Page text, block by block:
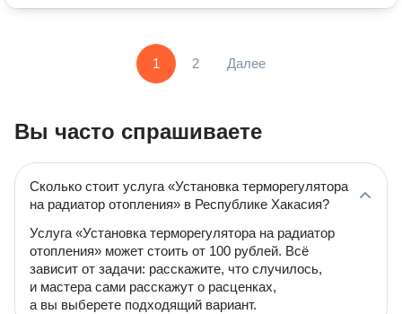
1 2 Далее
Вы часто спрашиваете
Сколько стоит услуга «Установка терморегулятора
на радиатор отопления» в Республике Хакасия?
Услуга «Установка терморегулятора на радиатор
отопления» может стоить от 100 рублей. Всё
зависит от задачи: расскажите, что случилось,
и мастера сами расскажут о расценках,
а вы выберете подходящий вариант.